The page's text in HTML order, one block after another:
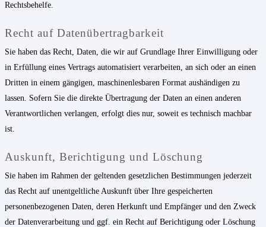
Rechtsbehelfe.
Recht auf Daten­übertrag­barkeit
Sie haben das Recht, Daten, die wir auf Grundlage Ihrer Einwilligung oder
in Erfüllung eines Vertrags automatisiert verarbeiten, an sich oder an einen
Dritten in einem gängigen, maschinenlesbaren Format aushändigen zu
lassen. Sofern Sie die direkte Übertragung der Daten an einen anderen
Verantwortlichen verlangen, erfolgt dies nur, soweit es technisch machbar
ist.
Auskunft, Berichtigung und Löschung
Sie haben im Rahmen der geltenden gesetzlichen Bestimmungen jederzeit
das Recht auf unentgeltliche Auskunft über Ihre gespeicherten
personenbezogenen Daten, deren Herkunft und Empfänger und den Zweck
der Datenverarbeitung und ggf. ein Recht auf Berichtigung oder Löschung